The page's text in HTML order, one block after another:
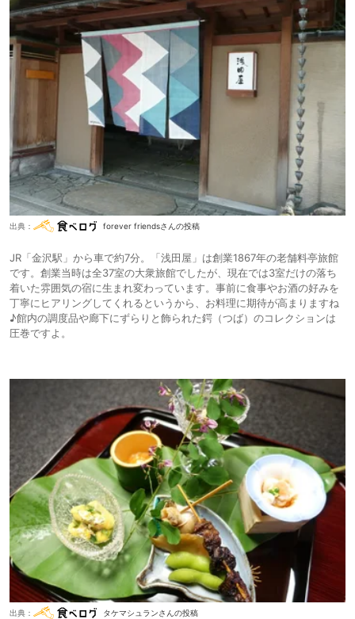
出典： forever friendsさんの投稿
JR「金沢駅」から車で約7分。「浅田屋」は創業1867年の老舗料亭旅館
です。創業当時は全37室の大衆旅館でしたが、現在では3室だけの落ち
着いた雰囲気の宿に生まれ変わっています。事前に食事やお酒の好みを
丁寧にヒアリングしてくれるというから、お料理に期待が高まりますね
♪館内の調度品や廊下にずらりと飾られた鍔（つば）のコレクションは
圧巻ですよ。
出典： タケマシュランさんの投稿